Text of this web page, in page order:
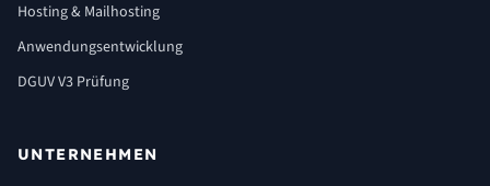
Hosting & Mailhosting
Anwendungsentwicklung
DGUV V3 Prüfung
UNTERNEHMEN